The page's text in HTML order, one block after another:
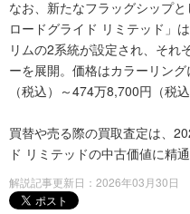
なお、新たなフラッグシップ
ロードグライド リミテッド」
リムの2系統が設定され、それ
ーを展開。価格はカラーリン
（税込）～474万8,700円（税
買替や売る際の買取査定は、
ド リミテッドの中古価値に精
解説記事更新日：2026年03月30日